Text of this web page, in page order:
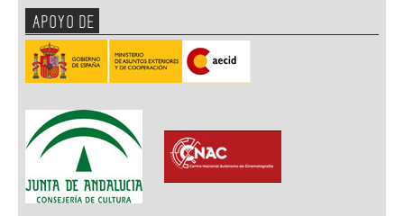
APOYO DE